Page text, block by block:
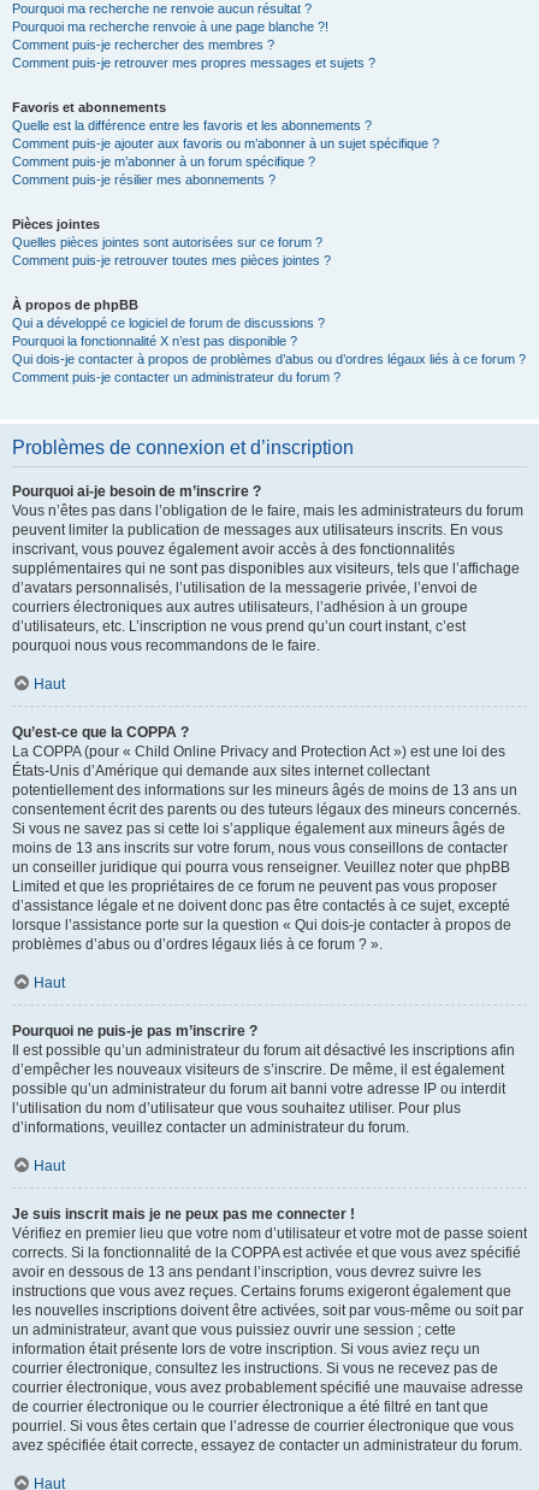
Pourquoi ma recherche ne renvoie aucun résultat ?
Pourquoi ma recherche renvoie à une page blanche ?!
Comment puis-je rechercher des membres ?
Comment puis-je retrouver mes propres messages et sujets ?
Favoris et abonnements
Quelle est la différence entre les favoris et les abonnements ?
Comment puis-je ajouter aux favoris ou m’abonner à un sujet spécifique ?
Comment puis-je m’abonner à un forum spécifique ?
Comment puis-je résilier mes abonnements ?
Pièces jointes
Quelles pièces jointes sont autorisées sur ce forum ?
Comment puis-je retrouver toutes mes pièces jointes ?
À propos de phpBB
Qui a développé ce logiciel de forum de discussions ?
Pourquoi la fonctionnalité X n’est pas disponible ?
Qui dois-je contacter à propos de problèmes d’abus ou d’ordres légaux liés à ce forum ?
Comment puis-je contacter un administrateur du forum ?
Problèmes de connexion et d’inscription
Pourquoi ai-je besoin de m’inscrire ?
Vous n’êtes pas dans l’obligation de le faire, mais les administrateurs du forum
peuvent limiter la publication de messages aux utilisateurs inscrits. En vous
inscrivant, vous pouvez également avoir accès à des fonctionnalités
supplémentaires qui ne sont pas disponibles aux visiteurs, tels que l’affichage
d’avatars personnalisés, l’utilisation de la messagerie privée, l’envoi de
courriers électroniques aux autres utilisateurs, l’adhésion à un groupe
d’utilisateurs, etc. L’inscription ne vous prend qu’un court instant, c’est
pourquoi nous vous recommandons de le faire.
Haut
Qu’est-ce que la COPPA ?
La COPPA (pour « Child Online Privacy and Protection Act ») est une loi des
États-Unis d’Amérique qui demande aux sites internet collectant
potentiellement des informations sur les mineurs âgés de moins de 13 ans un
consentement écrit des parents ou des tuteurs légaux des mineurs concernés.
Si vous ne savez pas si cette loi s’applique également aux mineurs âgés de
moins de 13 ans inscrits sur votre forum, nous vous conseillons de contacter
un conseiller juridique qui pourra vous renseigner. Veuillez noter que phpBB
Limited et que les propriétaires de ce forum ne peuvent pas vous proposer
d’assistance légale et ne doivent donc pas être contactés à ce sujet, excepté
lorsque l’assistance porte sur la question « Qui dois-je contacter à propos de
problèmes d’abus ou d’ordres légaux liés à ce forum ? ».
Haut
Pourquoi ne puis-je pas m’inscrire ?
Il est possible qu’un administrateur du forum ait désactivé les inscriptions afin
d’empêcher les nouveaux visiteurs de s’inscrire. De même, il est également
possible qu’un administrateur du forum ait banni votre adresse IP ou interdit
l’utilisation du nom d’utilisateur que vous souhaitez utiliser. Pour plus
d’informations, veuillez contacter un administrateur du forum.
Haut
Je suis inscrit mais je ne peux pas me connecter !
Vérifiez en premier lieu que votre nom d’utilisateur et votre mot de passe soient
corrects. Si la fonctionnalité de la COPPA est activée et que vous avez spécifié
avoir en dessous de 13 ans pendant l’inscription, vous devrez suivre les
instructions que vous avez reçues. Certains forums exigeront également que
les nouvelles inscriptions doivent être activées, soit par vous-même ou soit par
un administrateur, avant que vous puissiez ouvrir une session ; cette
information était présente lors de votre inscription. Si vous aviez reçu un
courrier électronique, consultez les instructions. Si vous ne recevez pas de
courrier électronique, vous avez probablement spécifié une mauvaise adresse
de courrier électronique ou le courrier électronique a été filtré en tant que
pourriel. Si vous êtes certain que l’adresse de courrier électronique que vous
avez spécifiée était correcte, essayez de contacter un administrateur du forum.
Haut